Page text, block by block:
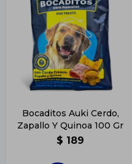
Bocaditos Auki Cerdo,
Zapallo Y Quinoa 100 Gr
$ 189